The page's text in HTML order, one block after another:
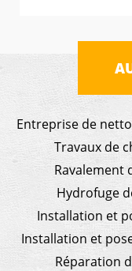
Entreprise de
Travaux de
Ravalement
Hydrofuge
Installation et
Installation et
Réparation